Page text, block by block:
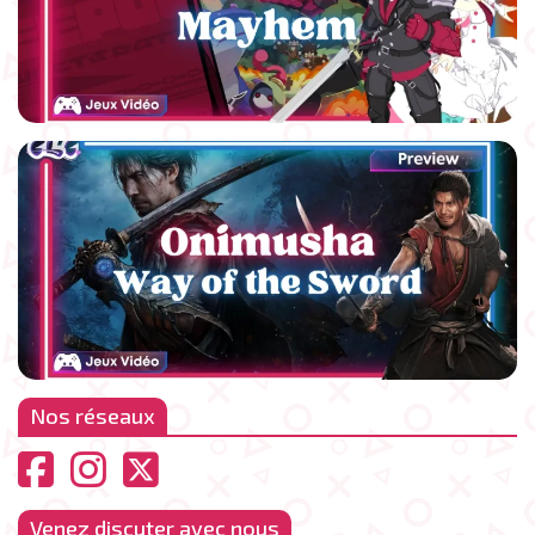
Nos réseaux
Venez discuter avec nous